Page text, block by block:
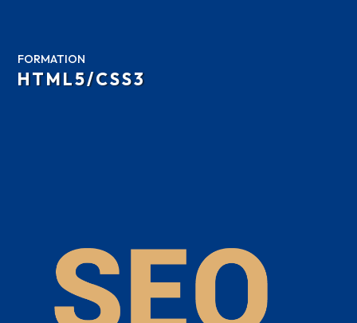
FORMATION
HTML5/CSS3